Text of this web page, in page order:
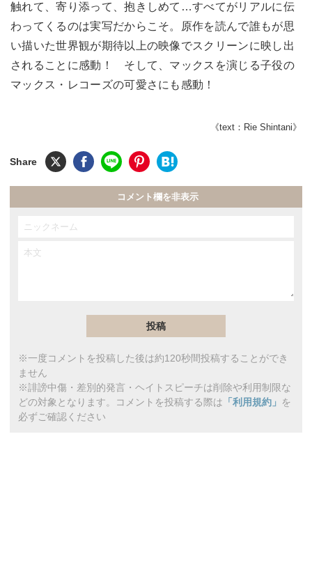
触れて、寄り添って、抱きしめて…すべてがリアルに伝
わってくるのは実写だからこそ。原作を読んで誰もが思
い描いた世界観が期待以上の映像でスクリーンに映し出
されることに感動！ そして、マックスを演じる子役の
マックス・レコーズの可愛さにも感動！
《text：Rie Shintani》
コメント欄を非表示
※一度コメントを投稿した後は約120秒間投稿することができ
ません
※誹謗中傷・差別的発言・ヘイトスピーチは削除や利用制限な
どの対象となります。コメントを投稿する際は 「利用規約」 を
必ずご確認ください